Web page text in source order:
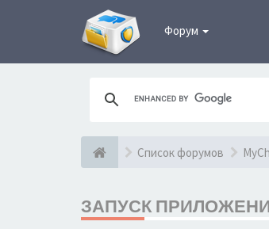
Форум
Список форумов
ЗАПУСК